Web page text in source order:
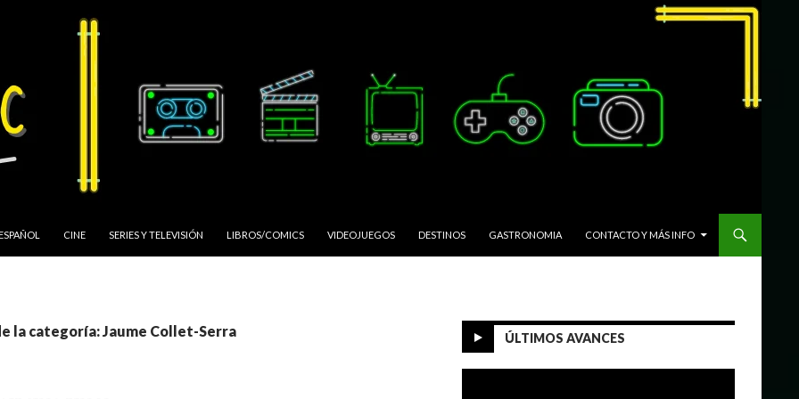
CINE SERIES Y TELEVISIÓN LIBROS/COMICS VIDEOJUEGOS DESTINOS GASTRONOMIA CONTACTO Y MÁS INFO
la categoría: Jaume Collet-Serra ÚLTIMOS AVANCES